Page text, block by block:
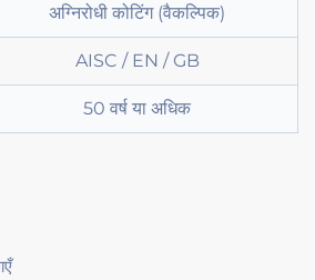
अग्निरोधी कोटिंग (वैकल्पिक)
AISC / EN / GB
50 वर्ष या अधिक